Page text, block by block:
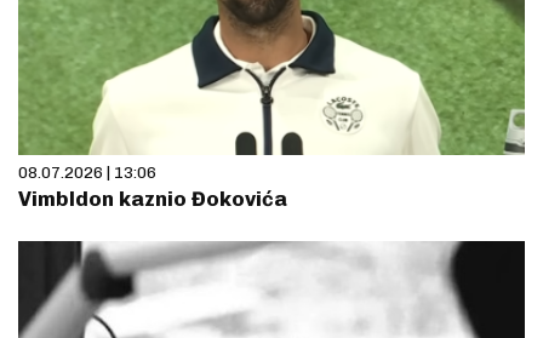
08.07.2026 | 13:06
Vimbldon kaznio Đokovića